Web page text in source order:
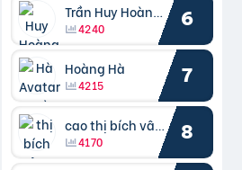
Trần Huy Hoàng Bắc
4240 6
Hoàng Hà
4215 7
cao thị bích vâng kiều
4170 8